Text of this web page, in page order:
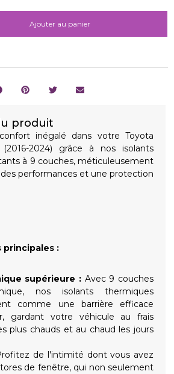
Ajouter au panier
produit
inégalé dans votre Toyota
2024) grâce à nos isolants
à 9 couches, méticuleusement
performances et une protection
principales :
supérieure : Avec 9 couches
nos isolants thermiques
comme une barrière efficace
gardant votre véhicule au frais
plus chauds et au chaud les jours
de l'intimité dont vous avez
de fenêtre, qui non seulement